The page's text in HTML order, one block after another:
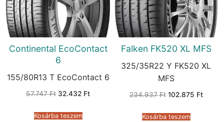
Continental EcoContact
6
155/80R13 T EcoContact 6
57.747Ft Original
57.747 Ft.
32.432 FtCurrent
Kosárba teszem
Falken FK520 XL MFS
325/35R22 Y FK520 XL
MFS
234.937Ft Original
234.937 Ft.
102.875 Ft
Kosárba teszem